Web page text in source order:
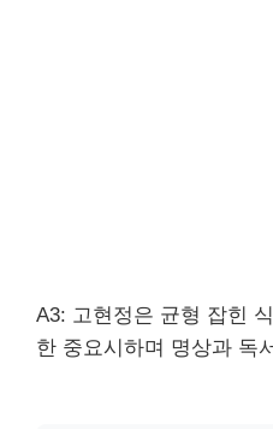
A3: 고현정은 균형 잡힌
한 중요시하며 명상과 독